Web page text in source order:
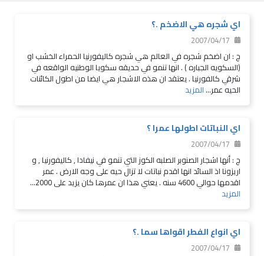
اي شجره هي الاضخم .؟
2007/04/17
ج : ان اضخم شجره في العالم هي شجره كاليفورنيا الحمراء الخشب او
(السكويه الجباره ) . انها تنمو في حديقه سكويا الوطنيه الواقعه في
شرقي كالفورنيا . يعتقد ان هذه الاشجار هي ايضا من اطول الكائنات
الحيه عمر...المزيد
اي النباتات اطولها عمرا ؟
2007/04/17
ج : أنها اشجار الصنوبر الصلبه الكوز التي تنمو في نيفادا , كاليفورنيا , و
اريزونا اذ السائد انها اقدم نباتات لا تزال حيه على وجه الارض . عمر
اقدمها حوالي 4600 سنه . يعني هذا ان عمرها كان يزيد على 2000...
المزيد
اي انواع الفطر اقواها سما .؟
2007/04/17